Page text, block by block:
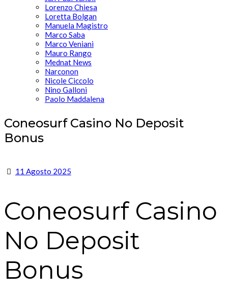
Lorenzo Chiesa
Loretta Bolgan
Manuela Magistro
Marco Saba
Marco Veniani
Mauro Rango
Mednat News
Narconon
Nicole Ciccolo
Nino Galloni
Paolo Maddalena
Coneosurf Casino No Deposit
Bonus
11 Agosto 2025
Coneosurf Casino
No Deposit
Bonus